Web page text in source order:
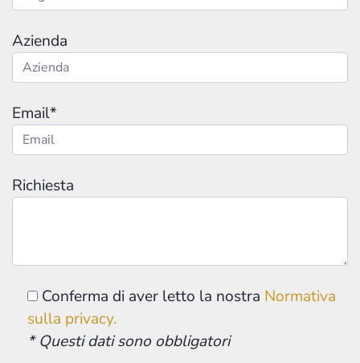
Azienda
Email*
Richiesta
Conferma di aver letto la nostra Normativa
sulla privacy.
* Questi dati sono obbligatori